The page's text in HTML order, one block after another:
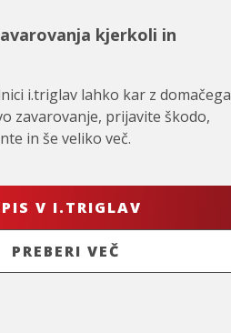
kjerkoli in
i.triglav lahko kar z domačega
zavarovanje, prijavite škodo,
in še veliko več.
V I.TRIGLAV
PREBERI VEČ